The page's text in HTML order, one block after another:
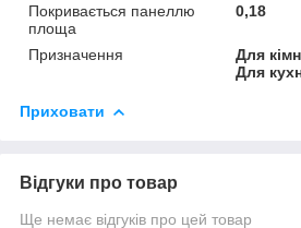
Покривається панеллю
площа
0,18
Призначення
Для
Для
Приховати
Відгуки про товар
Ще немає відгуків про цей товар